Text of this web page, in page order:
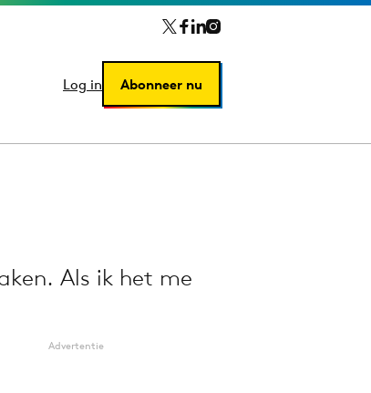
Log in Abonneer nu
Log in Abonneer nu
Als ik het me
Advertentie